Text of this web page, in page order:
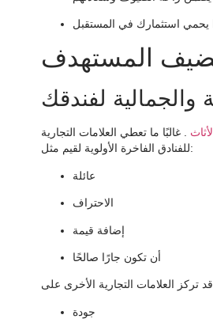
المستهدف
والجمالية لفندقك
. غالبًا ما تعطي العلامات التجارية
للفنادق الفاخرة الأولوية لقيم مثل:
عائلة
الاحتراف
إضافة قيمة
أن تكون جارًا صالحًا
جودة